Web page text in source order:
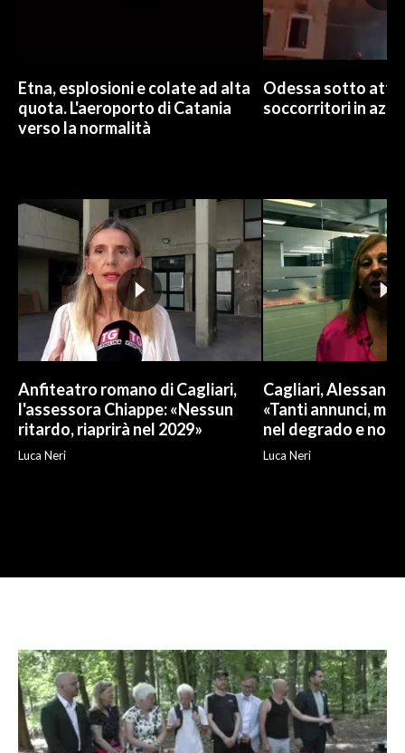
Etna, esplosioni e colate ad alta
quota. L'aeroporto di Catania
verso la normalità
Odessa sotto
soccorritori in
Anfiteatro romano di Cagliari,
l'assessora Chiappe: «Nessun
ritardo, riaprirà nel 2029»
Luca Neri
Cagliari,
«Tanti annunci,
nel degrado e non
Luca Neri